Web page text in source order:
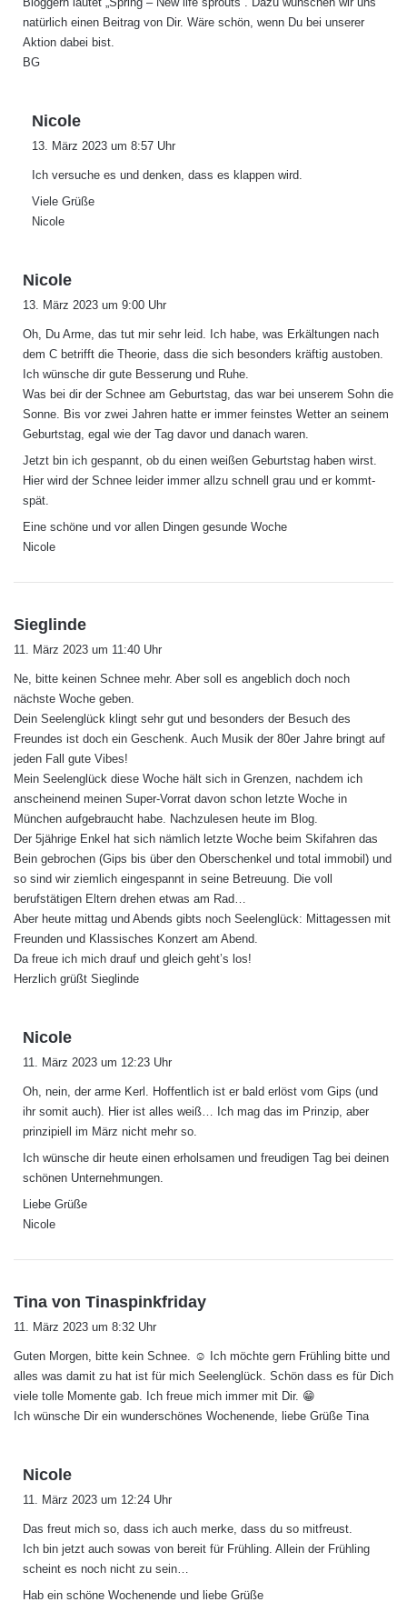
:
natürlich einen Beitrag von Dir. Wäre schön, wenn Du bei unserer
Aktion dabei bist.
BG
Nicole
t
:
13. März 2023 um 8:57 Uhr
Ich versuche es und denken, dass es klappen wird.
Viele Grüße
Nicole
Nicole
t
:
13. März 2023 um 9:00 Uhr
Oh, Du Arme, das tut mir sehr leid. Ich habe, was Erkältungen nach
dem C betrifft die Theorie, dass die sich besonders kräftig austoben.
Ich wünsche dir gute Besserung und Ruhe.
Was bei dir der Schnee am Geburtstag, das war bei unserem Sohn die
Sonne. Bis vor zwei Jahren hatte er immer feinstes Wetter an seinem
Geburtstag, egal wie der Tag davor und danach waren.
Jetzt bin ich gespannt, ob du einen weißen Geburtstag haben wirst.
Hier wird der Schnee leider immer allzu schnell grau und er kommt-
spät.
Eine schöne und vor allen Dingen gesunde Woche
Nicole
Sieglinde
t
:
11. März 2023 um 11:40 Uhr
Ne, bitte keinen Schnee mehr. Aber soll es angeblich doch noch
nächste Woche geben.
Dein Seelenglück klingt sehr gut und besonders der Besuch des
Freundes ist doch ein Geschenk. Auch Musik der 80er Jahre bringt auf
jeden Fall gute Vibes!
Mein Seelenglück diese Woche hält sich in Grenzen, nachdem ich
anscheinend meinen Super-Vorrat davon schon letzte Woche in
München aufgebraucht habe. Nachzulesen heute im Blog.
Der 5jährige Enkel hat sich nämlich letzte Woche beim Skifahren das
Bein gebrochen (Gips bis über den Oberschenkel und total immobil) und
so sind wir ziemlich eingespannt in seine Betreuung. Die voll
berufstätigen Eltern drehen etwas am Rad…
Aber heute mittag und Abends gibts noch Seelenglück: Mittagessen mit
Freunden und Klassisches Konzert am Abend.
Da freue ich mich drauf und gleich geht’s los!
Herzlich grüßt Sieglinde
Nicole
t
:
11. März 2023 um 12:23 Uhr
Oh, nein, der arme Kerl. Hoffentlich ist er bald erlöst vom Gips (und
ihr somit auch). Hier ist alles weiß… Ich mag das im Prinzip, aber
prinzipiell im März nicht mehr so.
Ich wünsche dir heute einen erholsamen und freudigen Tag bei deinen
schönen Unternehmungen.
Liebe Grüße
Nicole
Tina von Tinaspinkfriday
:
11. März 2023 um 8:32 Uhr
Guten Morgen, bitte kein Schnee. ☺️ Ich möchte gern Frühling bitte und
alles was damit zu hat ist für mich Seelenglück. Schön dass es für Dich
viele tolle Momente gab. Ich freue mich immer mit Dir. 😁
Ich wünsche Dir ein wunderschönes Wochenende, liebe Grüße Tina
Nicole
:
11. März 2023 um 12:24 Uhr
Das freut mich so, dass ich auch merke, dass du so mitfreust.
Ich bin jetzt auch sowas von bereit für Frühling. Allein der Frühling
scheint es noch nicht zu sein…
Hab ein schöne Wochenende und liebe Grüße